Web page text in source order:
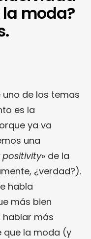
moda?
de los temas
es la
ya va
una
» de la
¿verdad?).
habla
más bien
hablar más
que la moda (y